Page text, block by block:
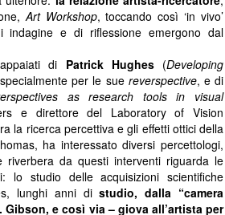
Art Workshop, toccando così ‘in vivo’
indagine e di riflessione emergono dal
di Patrick Hughes(Developing
per le sue reverspective, e di
as research tools in visual
e direttore del Laboratory of Vision
la ricerca percettiva e gli effetti ottici della
ha interessato diversi percettologi,
da questi interventi riguarda le
lo studio delle acquisizioni scientifiche
lunghi anni distudio, dalla “camera
e così via – giova all’artista per